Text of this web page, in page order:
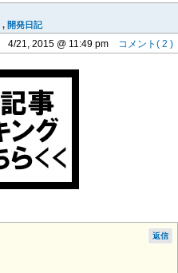
, 開発日記
4/21, 2015 @ 11:49 pm コメント( 2 )
返信